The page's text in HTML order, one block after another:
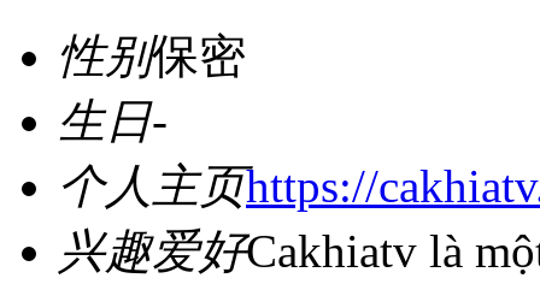
性别保密
生日-
个人主页https://
兴趣爱好Cakhiatv là